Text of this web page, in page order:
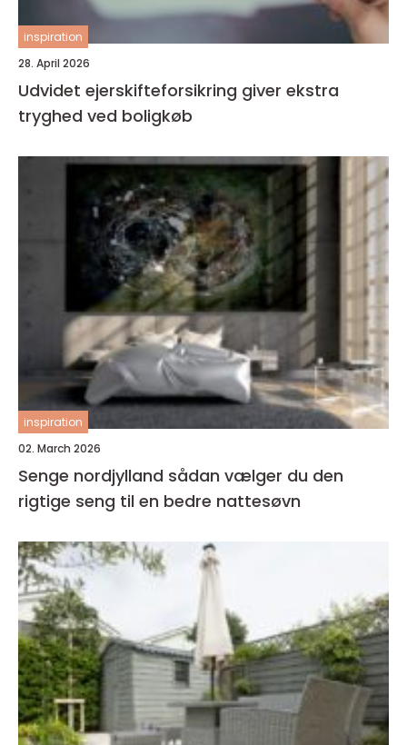
inspiration
28. April 2026
Udvidet ejerskifteforsikring giver ekstra
tryghed ved boligkøb
inspiration
02. March 2026
Senge nordjylland sådan vælger du den
rigtige seng til en bedre nattesøvn